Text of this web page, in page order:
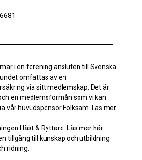
i en förening ansluten till Svenska
omfattas av en
via sitt medlemskap. Det är
en medlemsförmån som vi kan
vår huvudsponsor Folksam. Läs mer
Häst & Ryttare. Läs mer här
tillgång till kunskap och utbildning
ridning.